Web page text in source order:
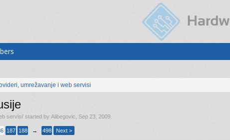
umrežavanje i web servisi
servisi' started by Alibegovic Sep 23, 2009
187 188 → 498 Next >